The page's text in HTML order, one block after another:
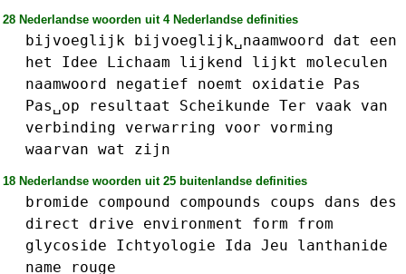
28 Nederlandse woorden uit 4 Nederlandse definities
bijvoeglijk bijvoeglijk␣naamwoord dat
een
het
Idee Lichaam lijkend lijkt
moleculen
naamwoord
negatief noemt oxidatie
Pas
Pas␣op
resultaat Scheikunde Ter vaak van
verbinding
verwarring voor
vorming
waarvan wat zijn
18 Nederlandse woorden uit 25 buitenlandse definities
bromide compound compounds coups dans
des
direct
drive environment form
from
glycoside
Ichtyologie Ida Jeu
lanthanide
name
rouge